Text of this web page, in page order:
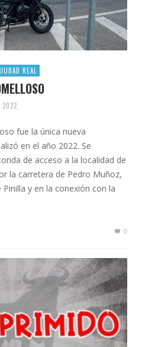
REAL
2022
fue la única nueva
en el año 2022. Se
de acceso a la localidad de
la carretera de Pedro Muñoz,
y en la conexión con la
0